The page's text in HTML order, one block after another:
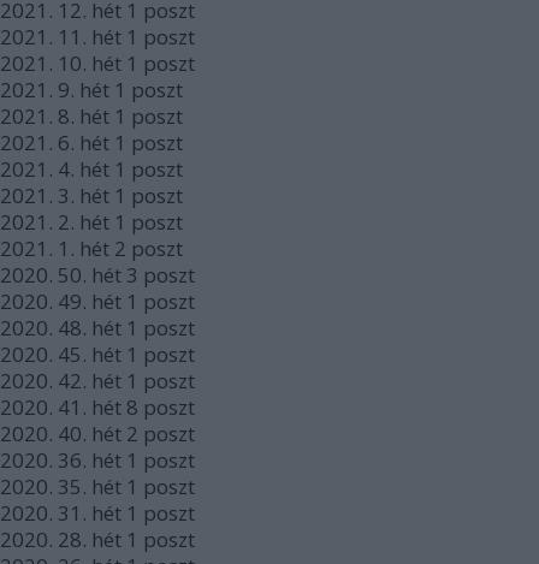
2021. 12. hét 1 poszt
2021. 11. hét 1 poszt
2021. 10. hét 1 poszt
2021. 9. hét 1 poszt
2021. 8. hét 1 poszt
2021. 6. hét 1 poszt
2021. 4. hét 1 poszt
2021. 3. hét 1 poszt
2021. 2. hét 1 poszt
2021. 1. hét 2 poszt
2020. 50. hét 3 poszt
2020. 49. hét 1 poszt
2020. 48. hét 1 poszt
2020. 45. hét 1 poszt
2020. 42. hét 1 poszt
2020. 41. hét 8 poszt
2020. 40. hét 2 poszt
2020. 36. hét 1 poszt
2020. 35. hét 1 poszt
2020. 31. hét 1 poszt
2020. 28. hét 1 poszt